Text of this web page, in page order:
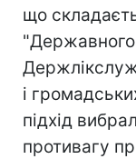
що
"Державного
і
підхід
противагу